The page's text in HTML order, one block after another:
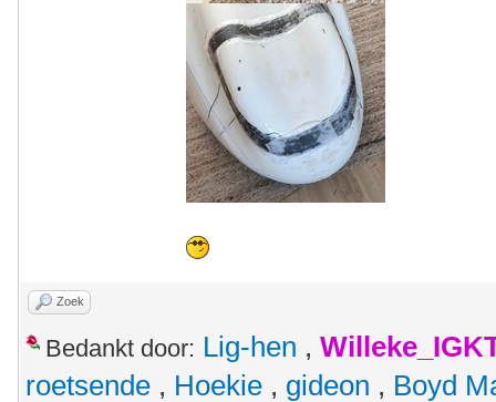
Zoek
Bedankt door: Lig-hen ,
roetsende , Hoekie , gideon , Boyd